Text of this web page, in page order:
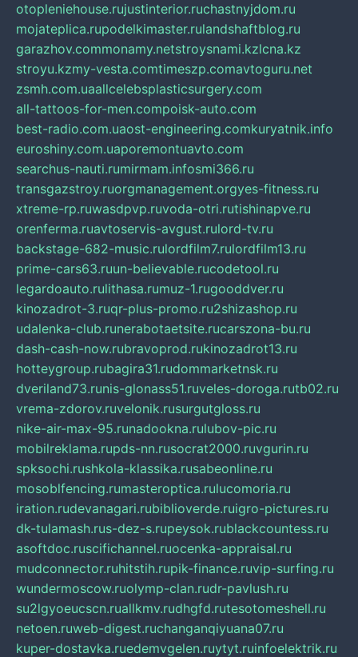
otopleniehouse.rujustinterior.ruchastnyjdom.ru
mojateplica.rupodelkimaster.rulandshaftblog.ru
garazhov.commonamy.netstroysnami.kzlcna.kz
stroyu.kzmy-vesta.comtimeszp.comavtoguru.net
zsmh.com.uaallcelebsplasticsurgery.com
all-tattoos-for-men.compoisk-auto.com
best-radio.com.uaost-engineering.comkuryatnik.info
euroshiny.com.uaporemontuavto.com
searchus-nauti.rumirmam.infosmi366.ru
transgazstroy.ruorgmanagement.orgyes-fitness.ru
xtreme-rp.ruwasdpvp.ruvoda-otri.rutishinapve.ru
orenferma.ruavtoservis-avgust.rulord-tv.ru
backstage-682-music.rulordfilm7.rulordfilm13.ru
prime-cars63.ruun-believable.rucodetool.ru
legardoauto.rulithasa.rumuz-1.rugooddver.ru
kinozadrot-3.ruqr-plus-promo.ru2shizashop.ru
udalenka-club.runerabotaetsite.rucarszona-bu.ru
dash-cash-now.rubravoprod.rukinozadrot13.ru
hotteygroup.rubagira31.rudommarketnsk.ru
dveriland73.runis-glonass51.ruveles-doroga.rutb02.ru
vrema-zdorov.ruvelonik.rusurgutgloss.ru
nike-air-max-95.runadookna.rulubov-pic.ru
mobilreklama.rupds-nn.rusocrat2000.ruvgurin.ru
spksochi.rushkola-klassika.rusabeonline.ru
mosoblfencing.rumasteroptica.rulucomoria.ru
iration.rudevanagari.rubiblioverde.ruigro-pictures.ru
dk-tulamash.rus-dez-s.rupeysok.rublackcountess.ru
asoftdoc.ruscifichannel.ruocenka-appraisal.ru
mudconnector.ruhitstih.rupik-finance.ruvip-surfing.ru
wundermoscow.ruolymp-clan.rudr-pavlush.ru
su2lgyoeucscn.ruallkmv.rudhgfd.rutesotomeshell.ru
netoen.ruweb-digest.ruchanganqiyuana07.ru
kuper-dostavka.ruedemvgelen.ruytyt.ruinfoelektrik.ru